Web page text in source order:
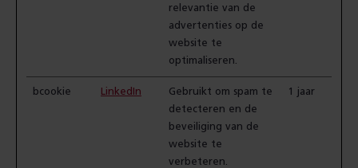
relevantie van de
advertenties op de
website te
optimaliseren.
bcookie LinkedIn
Gebruikt om spam te
detecteren en de
beveiliging van de
website te
verbeteren.
1 jaar